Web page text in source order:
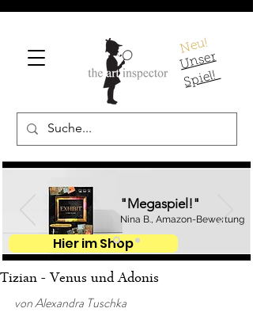
Neu!
U
ns
er
S
pi
el!
"Megaspiel!"
Nina B., Amazon-Bewertung
Hier im Shop
Tizian - Venus und Adonis
von Alexandra Tuschka